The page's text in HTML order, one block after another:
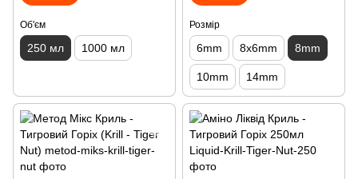
Об'єм
250 мл 1000 мл
Розмір
6mm 8x6mm 8mm
10mm 14mm